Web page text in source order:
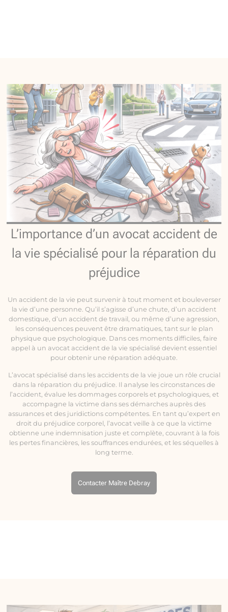
L’importance d’un avocat accident de
la vie spécialisé pour la réparation du
préjudice
Un accident de la vie peut survenir à tout moment et bouleverser
la vie d’une personne. Qu’il s’agisse d’une chute, d’un accident
domestique, d’un accident de travail, ou même d’une agression,
les conséquences peuvent être dramatiques, tant sur le plan
physique que psychologique. Dans ces moments difficiles, faire
appel à un avocat accident de la vie spécialisé devient essentiel
pour obtenir une réparation adéquate.
L’avocat spécialisé dans les accidents de la vie joue un rôle crucial
dans la réparation du préjudice. Il analyse les circonstances de
l’accident, évalue les dommages corporels et psychologiques, et
accompagne la victime dans ses démarches auprès des
assurances et des juridictions compétentes. En tant qu’expert en
droit du préjudice corporel, l’avocat veille à ce que la victime
obtienne une indemnisation juste et complète, couvrant à la fois
les pertes financières, les souffrances endurées, et les séquelles à
long terme.
Contacter Maître Debray